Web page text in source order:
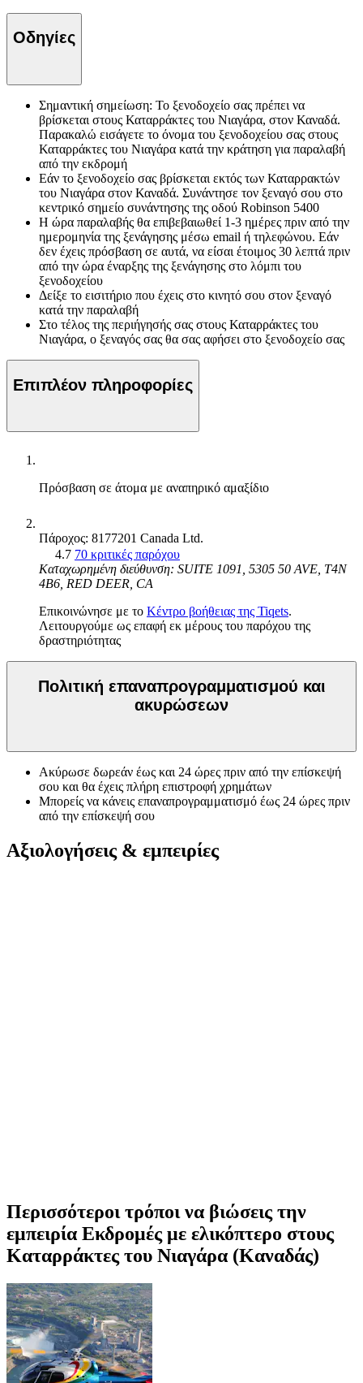
Οδηγίες
Σημαντική σημείωση: Το ξενοδοχείο σας πρέπει να
βρίσκεται στους Καταρράκτες του Νιαγάρα, στον Καναδά.
Παρακαλώ εισάγετε το όνομα του ξενοδοχείου σας στους
Καταρράκτες του Νιαγάρα κατά την κράτηση για παραλαβή
από την εκδρομή
Εάν το ξενοδοχείο σας βρίσκεται εκτός των Καταρρακτών
του Νιαγάρα στον Καναδά. Συνάντησε τον ξεναγό σου στο
κεντρικό σημείο συνάντησης της οδού Robinson 5400
Η ώρα παραλαβής θα επιβεβαιωθεί 1-3 ημέρες πριν από την
ημερομηνία της ξενάγησης μέσω email ή τηλεφώνου. Εάν
δεν έχεις πρόσβαση σε αυτά, να είσαι έτοιμος 30 λεπτά πριν
από την ώρα έναρξης της ξενάγησης στο λόμπι του
ξενοδοχείου
Δείξε το εισιτήριο που έχεις στο κινητό σου στον ξεναγό
κατά την παραλαβή
Στο τέλος της περιήγησής σας στους Καταρράκτες του
Νιαγάρα, ο ξεναγός σας θα σας αφήσει στο ξενοδοχείο σας
Επιπλέον πληροφορίες
Πρόσβαση σε άτομα με αναπηρικό αμαξίδιο
Πάροχος: 8177201 Canada Ltd.
4.7 70 κριτικές παρόχου
Καταχωρημένη διεύθυνση: SUITE 1091, 5305 50 AVE, T4N
4B6, RED DEER, CA
Επικοινώνησε με το Κέντρο βοήθειας της Tiqets.
Λειτουργούμε ως επαφή εκ μέρους του παρόχου της
δραστηριότητας
Πολιτική επαναπρογραμματισμού και
ακυρώσεων
Ακύρωσε δωρεάν έως και 24 ώρες πριν από την επίσκεψή
σου και θα έχεις πλήρη επιστροφή χρημάτων
Μπορείς να κάνεις επαναπρογραμματισμό έως 24 ώρες πριν
από την επίσκεψή σου
Αξιολογήσεις & εμπειρίες
Περισσότεροι τρόποι να βιώσεις την
εμπειρία Εκδρομές με ελικόπτερο στους
Καταρράκτες του Νιαγάρα (Καναδάς)